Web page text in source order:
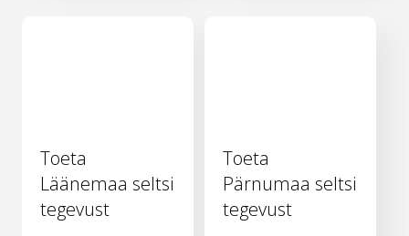
Toeta
Läänemaa seltsi
tegevust
Toeta
Pärnumaa seltsi
tegevust